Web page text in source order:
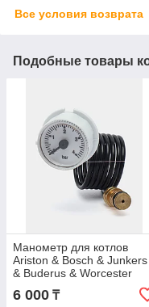
Все условия возврата
Подобные товары
Манометр для котлов
Ariston & Bosch & Junkers
& Buderus & Worcester
60000725 - 87182243440
OEM
6 000 ₸